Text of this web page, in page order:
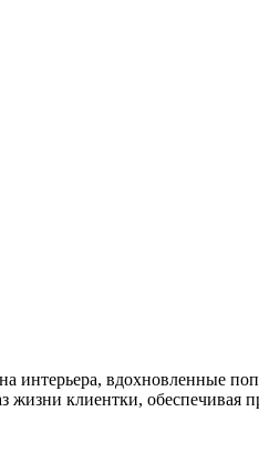
интерьера, вдохновленные
жизни клиентки, обеспечивая